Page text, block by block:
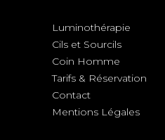
Luminothérapie
Cils et Sourcils
Coin Homme
Tarifs & Réservation
Contact
Mentions Légales